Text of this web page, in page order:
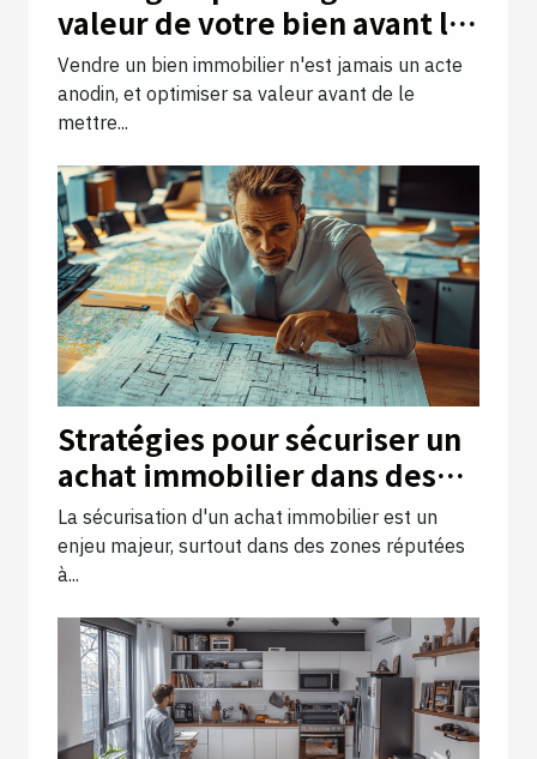
valeur de votre bien avant la
vente
Vendre un bien immobilier n'est jamais un acte
anodin, et optimiser sa valeur avant de le
mettre...
Stratégies pour sécuriser un
achat immobilier dans des
zones à risque
La sécurisation d'un achat immobilier est un
enjeu majeur, surtout dans des zones réputées
à...